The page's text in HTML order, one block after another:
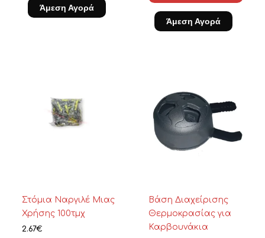
Άμεση Αγορά
Άμεση Αγορά
Στόμια Ναργιλέ Μιας
Χρήσης 100τμχ
2.67€
Βάση Διαχείρισης
Θερμοκρασίας για
Καρβουνάκια